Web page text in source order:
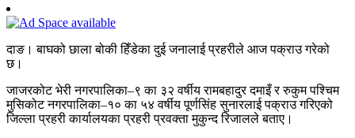
दाङ। बाघको छाला बोकी हिँडेका दुई जनालाई प्रहरीले आज पक्राउ गरेको
छ।
जाजरकोट भेरी नगरपालिका–९ का ३२ वर्षीय रामबहादुर दमाइँ र रुकुम पश्चिम
मुसिकोट नगरपालिका–१० का ५४ वर्षीय पूर्णसिंह सुनारलाई पक्राउ गरिएको
जिल्ला प्रहरी कार्यालयका प्रहरी प्रवक्ता मुकुन्द रिजालले बताए।